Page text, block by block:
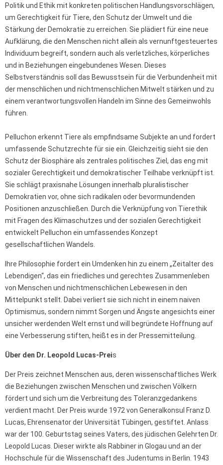
Politik und Ethik mit konkreten politischen Handlungsvorschlägen,
um Gerechtigkeit für Tiere, den Schutz der Umwelt und die
Stärkung der Demokratie zu erreichen. Sie plädiert für eine neue
Aufklärung, die den Menschen nicht allein als vernunftgesteuertes
Individuum begreift, sondern auch als verletzliches, körperliches
und in Beziehungen eingebundenes Wesen. Dieses
Selbstverständnis soll das Bewusstsein für die Verbundenheit mit
der menschlichen und nichtmenschlichen Mitwelt stärken und zu
einem verantwortungsvollen Handeln im Sinne des Gemeinwohls
führen.
Pelluchon erkennt Tiere als empfindsame Subjekte an und fordert
umfassende Schutzrechte für sie ein. Gleichzeitig sieht sie den
Schutz der Biosphäre als zentrales politisches Ziel, das eng mit
sozialer Gerechtigkeit und demokratischer Teilhabe verknüpft ist.
Sie schlägt praxisnahe Lösungen innerhalb pluralistischer
Demokratien vor, ohne sich radikalen oder bevormundenden
Positionen anzuschließen. Durch die Verknüpfung von Tierethik
mit Fragen des Klimaschutzes und der sozialen Gerechtigkeit
entwickelt Pelluchon ein umfassendes Konzept
gesellschaftlichen Wandels.
Ihre Philosophie fordert ein Umdenken hin zu einem „Zeitalter des
Lebendigen“, das ein friedliches und gerechtes Zusammenleben
von Menschen und nichtmenschlichen Lebewesen in den
Mittelpunkt stellt. Dabei verliert sie sich nicht in einem naiven
Optimismus, sondern nimmt Sorgen und Ängste angesichts einer
unsicher werdenden Welt ernst und will begründete Hoffnung auf
eine Verbesserung stiften, heißt es in der Pressemitteilung.
Über den Dr. Leopold Lucas-Preis
Der Preis zeichnet Menschen aus, deren wissenschaftliches Werk
die Beziehungen zwischen Menschen und zwischen Völkern
fördert und sich um die Verbreitung des Toleranzgedankens
verdient macht. Der Preis wurde 1972 von Generalkonsul Franz D.
Lucas, Ehrensenator der Universität Tübingen, gestiftet. Anlass
war der 100. Geburtstag seines Vaters, des jüdischen Gelehrten Dr.
Leopold Lucas. Dieser wirkte als Rabbiner in Glogau und an der
Hochschule für die Wissenschaft des Judentums in Berlin. 1943